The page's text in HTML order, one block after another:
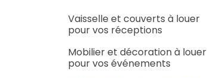
Vaisselle et couverts à louer
pour vos réceptions
Mobilier et décoration à louer
pour vos événements